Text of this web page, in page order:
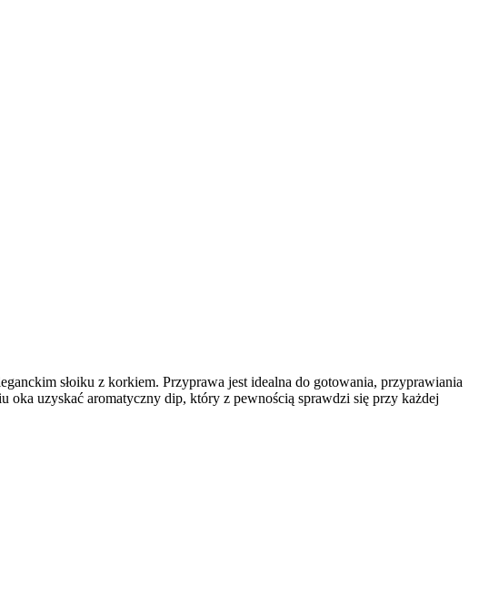
słoiku z korkiem. Przyprawa jest idealna do gotowania, przyprawiania
uzyskać aromatyczny dip, który z pewnością sprawdzi się przy każdej